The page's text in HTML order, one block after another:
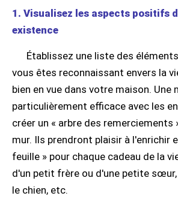
1. Visualisez les aspects positifs
existence
Établissez une liste des
vous êtes reconnaissant envers la
bien en vue dans votre maison. Une
particulièrement efficace avec les
créer un « arbre des remerciements
mur. Ils prendront plaisir à l'enrichir
feuille » pour chaque cadeau de la
d'un petit frère ou d'une petite sœur,
le chien, etc.